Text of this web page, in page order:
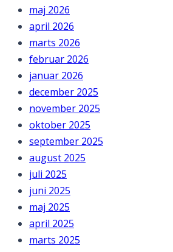
maj 2026
april 2026
marts 2026
februar 2026
januar 2026
december 2025
november 2025
oktober 2025
september 2025
august 2025
juli 2025
juni 2025
maj 2025
april 2025
marts 2025